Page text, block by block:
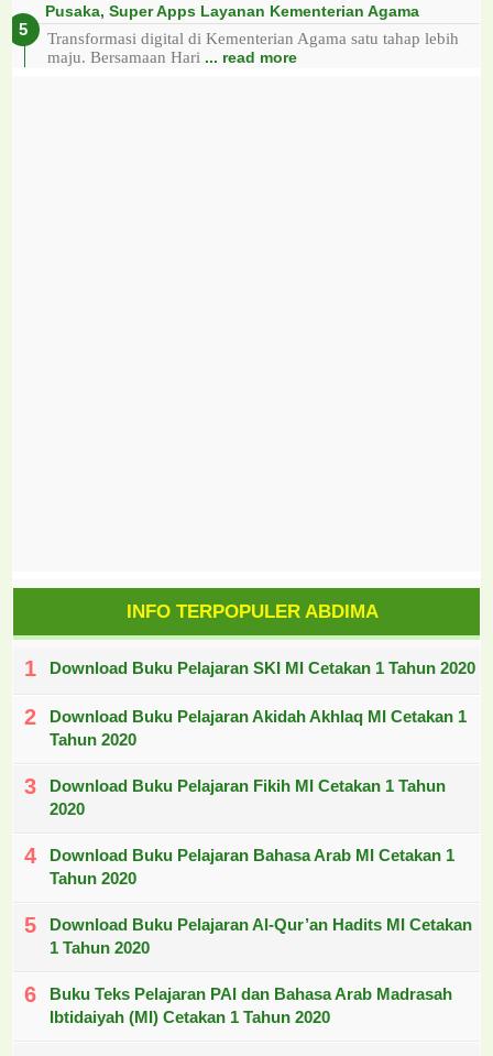
Pusaka, Super Apps Layanan Kementerian Agama
Transformasi digital di Kementerian Agama satu tahap lebih
maju. Bersamaan Hari ... read more
INFO TERPOPULER ABDIMA
Download Buku Pelajaran SKI MI Cetakan 1 Tahun 2020
Download Buku Pelajaran Akidah Akhlaq MI Cetakan 1
Tahun 2020
Download Buku Pelajaran Fikih MI Cetakan 1 Tahun
2020
Download Buku Pelajaran Bahasa Arab MI Cetakan 1
Tahun 2020
Download Buku Pelajaran Al-Qur’an Hadits MI Cetakan
1 Tahun 2020
Buku Teks Pelajaran PAI dan Bahasa Arab Madrasah
Ibtidaiyah (MI) Cetakan 1 Tahun 2020